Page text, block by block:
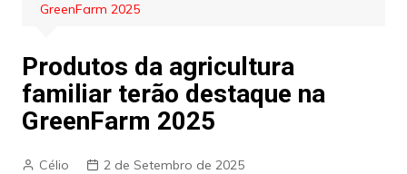
GreenFarm 2025
Produtos da agricultura
familiar terão destaque na
GreenFarm 2025
Célio 2 de Setembro de 2025